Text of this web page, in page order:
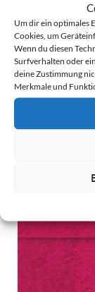
Um dir ein optimales
Cookies, um
Wenn du diesen
Surfverhalten oder
deine Zustimmung
Merkmale und